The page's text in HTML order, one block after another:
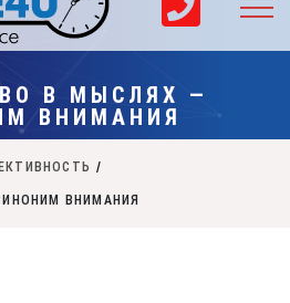
В МЫСЛЯХ —
ВНИМАНИЯ
/
ВНИМАНИЯ